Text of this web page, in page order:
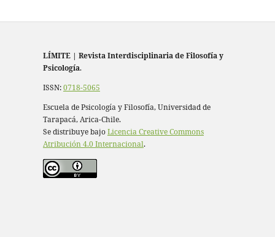
LÍMITE | Revista Interdisciplinaria de Filosofía y
Psicología.
ISSN:0718-5065
Escuela de Psicología y Filosofía, Universidad de
Tarapacá, Arica-Chile.
Se distribuye bajoLicencia Creative Commons
Atribución 4.0 Internacional.